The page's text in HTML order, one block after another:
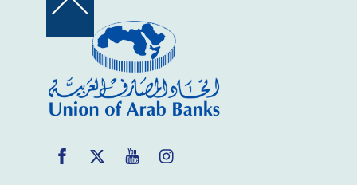
Back
Top
Facebook
Twitter YouTube